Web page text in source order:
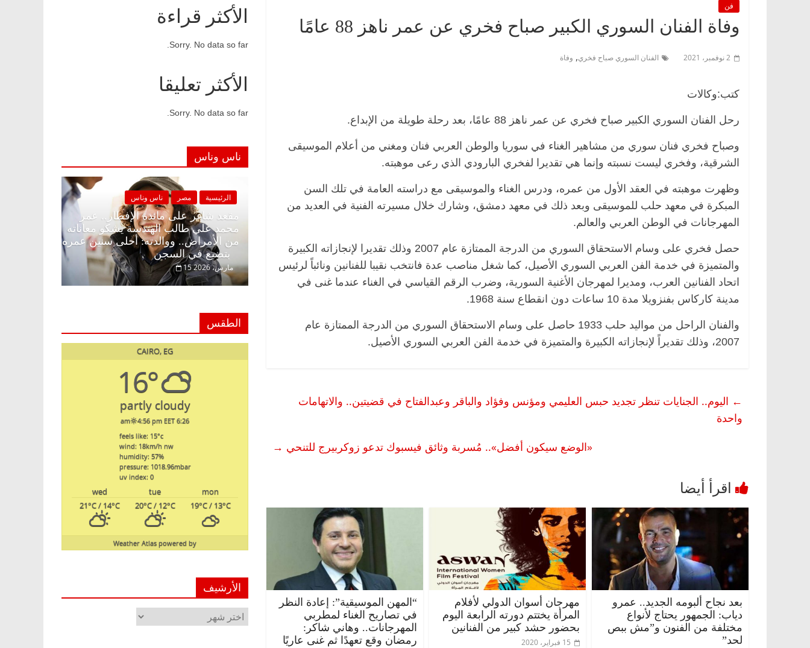
فن
وفاة الفنان السوري الكبير صباح فخري عن عمر ناهز 88 عامًا
2 نوفمبر، 2021 الفنان السوري صباح فخري, وفاة
كتب:وكالات
رحل الفنان السوري الكبير صباح فخري عن عمر ناهز 88 عامًا، بعد رحلة طويلة من الإبداع.
وصباح فخري فنان سوري من مشاهير الغناء في سوريا والوطن العربي فنان ومغني من أعلام الموسيقى
الشرقية، وفخري ليست نسبته وإنما هي تقديرا لفخري البارودي الذي رعى موهبته.
وظهرت موهبته في العقد الأول من عمره، ودرس الغناء والموسيقى مع دراسته العامة في تلك السن
المبكرة في معهد حلب للموسيقى وبعد ذلك في معهد دمشق، وشارك خلال مسيرته الفنية في العديد من
المهرجانات في الوطن العربي والعالم.
حصل فخري على وسام الاستحقاق السوري من الدرجة الممتازة عام 2007 وذلك تقديرا لإنجازاته الكبيرة
والمتميزة في خدمة الفن العربي السوري الأصيل، كما شغل مناصب عدة فانتخب نقيبا للفنانين ونائباً لرئيس
اتحاد الفنانين العرب، ومديرا لمهرجان الأغنية السورية، وضرب الرقم القياسي في الغناء عندما غنى في
مدينة كاركاس بفنزويلا مدة 10 ساعات دون انقطاع سنة 1968.
والفنان الراحل من مواليد حلب 1933 حاصل على وسام الاستحقاق السوري من الدرجة الممتازة عام
2007، وذلك تقديراً لإنجازاته الكبيرة والمتميزة في خدمة الفن العربي السوري الأصيل.
← اليوم.. الجنايات تنظر تجديد حبس العليمي ومؤنس وفؤاد والباقر وعبدالفتاح في قضيتين.. والاتهامات
واحدة
«الوضع سيكون أفضل».. مُسربة وثائق فيسبوك تدعو زوكربيرج للتنحي →
بعد نجاح ألبومه الجديد.. عمرو
دياب: الجمهور يحتاج لأنواع
مختلفة من الفنون و”مش ببص
لحد”
مهرجان أسوان الدولي لأفلام
المرأة يختتم دورته الرابعة اليوم
بحضور حشد كبير من الفنانين
15 فبراير، 2020
“المهن الموسيقية”: إعادة النظر
في تصاريح الغناء لمطربي
المهرجانات.. وهاني شاكر:
رمضان وقع تعهدًا ثم غنى عاريًا
الأكثر قراءة
Sorry. No data so far.
الأكثر تعليقا
Sorry. No data so far.
ناس وناس
الرئيسية مصر
مقعد شاغر على مائدة
محمد علي طالب الهندسة
من الأمراض.. ووالدته:
بتضيع في السجن
15 مارس، 2026
ناس وناس
مقعد شاغر على الإفطار وبلكونة بلا زينة
رمضان.. د. عبدالخالق فاروق خبير
اقتصادي في انتظار حلم الحرية ولمة
الحبايب
22 فبراير، 2026
الرئيسية مصر ناس وناس
مقعد شاغر على مائدة الإفطار.. يحيى
الخصخصة الذي دافع عن المال العام
(بروفايل)
21 فبراير، 2026
الرئيسية مصر ناس وناس
في ذكرى رحيله.. د. نور فرحات فقيه
قانوني دافع عن قضايا الوطن وانحاز
للحرية (بروفايل)
26 يناير، 2026
خبير اقتصادي
وحيداً على أبواب
الطقس
CAIRO, EG
16°
partly cloudy
6:26 am
4:56 pm EET
feels like: 15°c
wind: 18km/h nw
humidity: 57%
pressure: 1018.96mbar
uv index: 0
mon
tue
wed
19°C/ 13°C
20°C/ 12°C
21°C/ 14°C
powered by
Weather Atlas
الأرشيف
الأرشيف